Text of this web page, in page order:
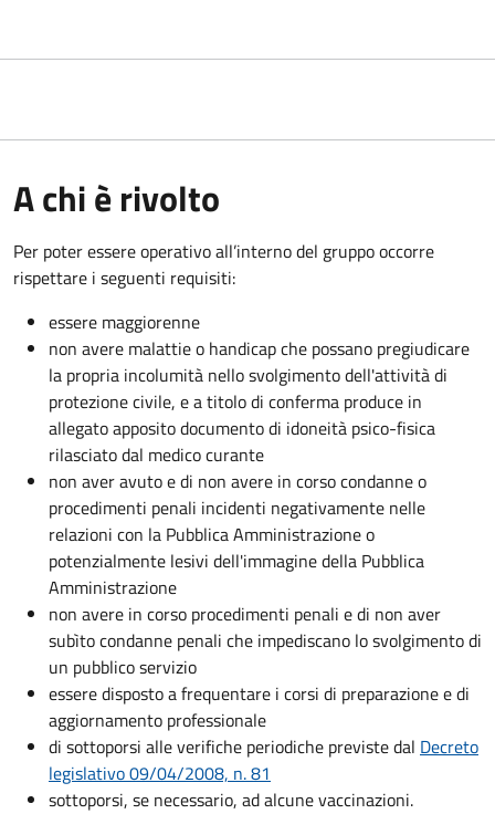
A chi è rivolto
Per poter essere operativo all’interno del gruppo occorre
rispettare i seguenti requisiti:
essere maggiorenne
non avere malattie o handicap che possano pregiudicare
la propria incolumità nello svolgimento dell'attività di
protezione civile, e a titolo di conferma produce in
allegato apposito documento di idoneità psico-fisica
rilasciato dal medico curante
non aver avuto e di non avere in corso condanne o
procedimenti penali incidenti negativamente nelle
relazioni con la Pubblica Amministrazione o
potenzialmente lesivi dell'immagine della Pubblica
Amministrazione
non avere in corso procedimenti penali e di non aver
subìto condanne penali che impediscano lo svolgimento di
un pubblico servizio
essere disposto a frequentare i corsi di preparazione e di
aggiornamento professionale
di sottoporsi alle verifiche periodiche previste dal Decreto
legislativo 09/04/2008, n. 81
sottoporsi, se necessario, ad alcune vaccinazioni.